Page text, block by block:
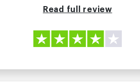
Read full review